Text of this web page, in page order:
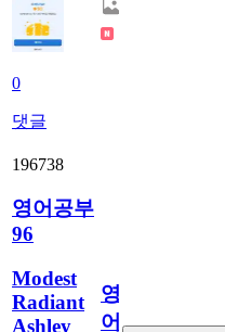
0
댓글
196738
영어공부
96
Modest
Radiant
Ashley
영
어